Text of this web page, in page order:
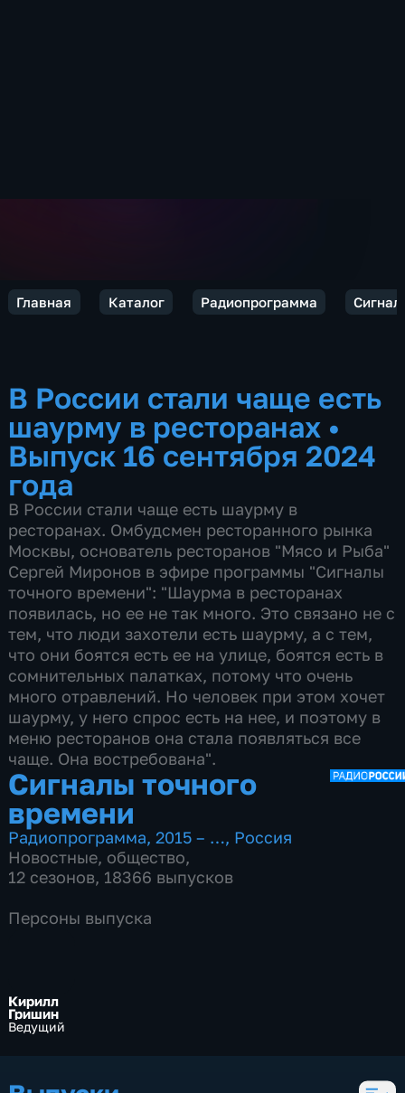
Главная Каталог Радиопрограмма
В России стали чаще есть
шаурму в ресторанах •
Выпуск 16 сентября 2024
года
В России стали чаще есть шаурму в
ресторанах. Омбудсмен ресторанного рынка
Москвы, основатель ресторанов "Мясо и Рыба"
Сергей Миронов в эфире программы "Сигналы
точного времени": "Шаурма в ресторанах
появилась, но ее не так много. Это связано не с
тем, что люди захотели есть шаурму, а с тем,
что они боятся есть ее на улице, боятся есть в
сомнительных палатках, потому что очень
много отравлений. Но человек при этом хочет
шаурму, у него спрос есть на нее, и поэтому в
меню ресторанов она стала появляться все
чаще. Она востребована".
Сигналы точного
времени
Радиопрограмма,2015 – …, Россия
Новостные, общество,
12 сезонов, 18366 выпусков
Персоны выпуска
Кирилл
Гришин
Ведущий